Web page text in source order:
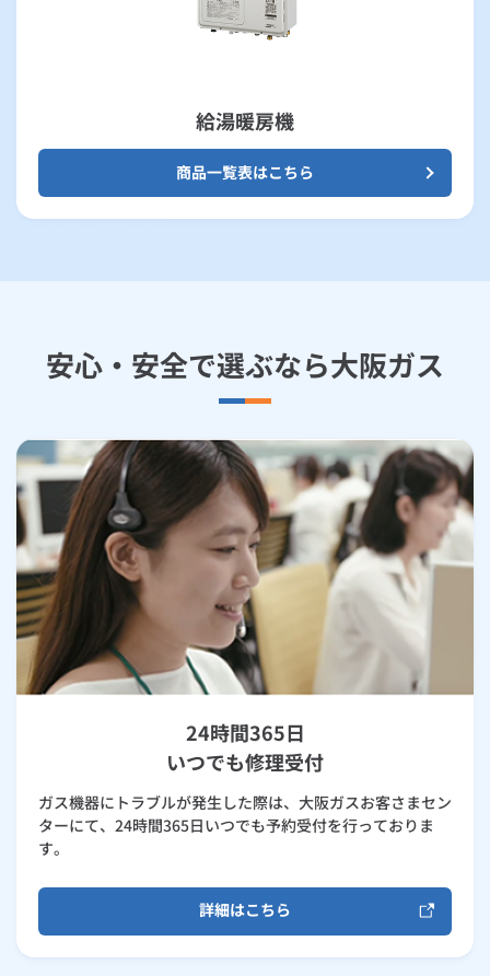
給湯暖房機
商品一覧表はこちら
安心・安全で選ぶなら大阪ガス
24時間365日
いつでも修理受付
ガス機器にトラブルが発生した際は、大阪ガスお客さまセン
ターにて、24時間365日いつでも予約受付を行っておりま
す。
詳細はこちら